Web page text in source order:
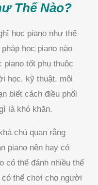
Thế Nào?
học piano như thế
học piano nào
piano tốt phụ thuộc
học, kỹ thuật, môi
biết cách điều phối
là khó khăn.
chủ quan rằng
piano nên hay có
có thể đánh nhiều thể
có thể chơi cho người